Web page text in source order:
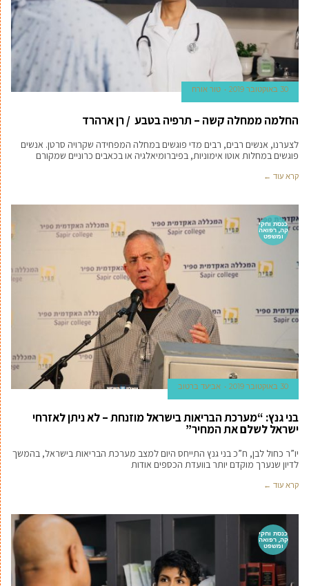
30 באוקטובר 2019 טור אורח
החלמה ממחלה קשה – תרפיה בטבע / רן ארהרד
לצערנו, אנשים רבים, רבים מדי פוגשים במחלה המפחידה שקרויה סרטן. אנשים
פוגשים במחלות אוטו אימוניות, בפיברומיאלגיה או בכאבים כרוניים שמקורם
קרא עוד ←
כנסת וחקי
קה, רפואה
ומשפט
30 באוקטובר 2019 אביעד ברטוב
בני גנץ: “מערכת הבריאות בישראל מוזנחת – לא ניתן לאזרחי
ישראל לשלם את המחיר”
יו”ר כחול לבן, ח”כ בני גנץ התייחס היום למצב מערכת הבריאות בישראל, בהמשך
לדיון שנערך מוקדם יותר בוועדת הכספים אודות
קרא עוד ←
כנסת וחקי
קה, רפואה
ומשפט